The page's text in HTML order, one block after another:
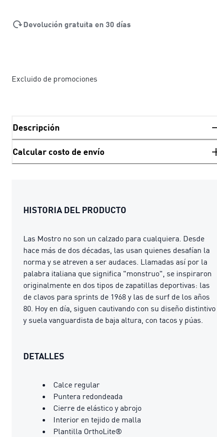
Devolución gratuita en 30 días
Excluido de promociones
Descripción
Calcular costo de envío
HISTORIA DEL PRODUCTO
Las Mostro no son un calzado para cualquiera. Desde
hace más de dos décadas, las usan quienes desafían la
norma y se atreven a ser audaces. Llamadas así por la
palabra italiana que significa "monstruo", se inspiraron
originalmente en dos tipos de zapatillas deportivas: las
de clavos para sprints de 1968 y las de surf de los años
80. Hoy en día, siguen cautivando con su diseño distintivo
y suela vanguardista de baja altura, con tacos y púas.
DETALLES
Calce regular
Puntera redondeada
Cierre de elástico y abrojo
Interior en tejido de malla
Plantilla OrthoLite®